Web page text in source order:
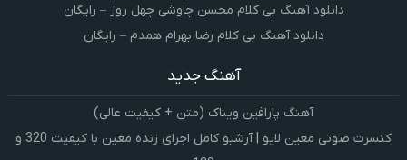
دانلود آهنگ بی کلام محسن چاوشی چهل روز – رایگان
دانلود آهنگ بی کلام رضا بهرام همدم – رایگان
آهنگ جدید
آهنگ پارافین ویناک (متن + کیفیت عالی)
کنسرت صوتی معین لایو | آرشیو کامل اجرای زنده معین با کیفیت 320 و